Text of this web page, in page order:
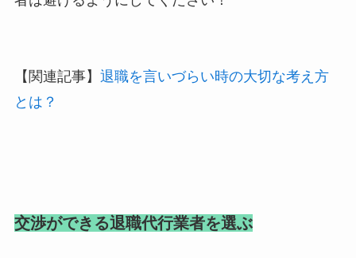
【関連記事】 退職を言いづらい時の大切な考え方
とは？
交渉ができる退職代行業者を選ぶ